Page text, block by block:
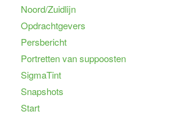
Noord/Zuidlijn
Opdrachtgevers
Persbericht
Portretten van suppoosten
SigmaTint
Snapshots
Start